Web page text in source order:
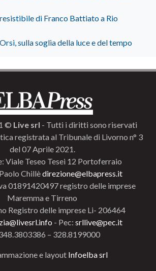
di Franco Battiato a Rio
sulla soglia della luce e del tempo
© Live srl - Tutti i diritti sono riservati
registrata al Tribunale di Livorno n° 3
del 07 Aprile 2021.
Viale Teseo Tesei 12 Portoferraio
Chillèdirezione@elbapress.it
01891420497 registro delle imprese
Maremma e Tirreno
Registro delle imprese Li- 206464
- Pec: srllive@pec.it
– 328.8199000
e layout Infoelba srl